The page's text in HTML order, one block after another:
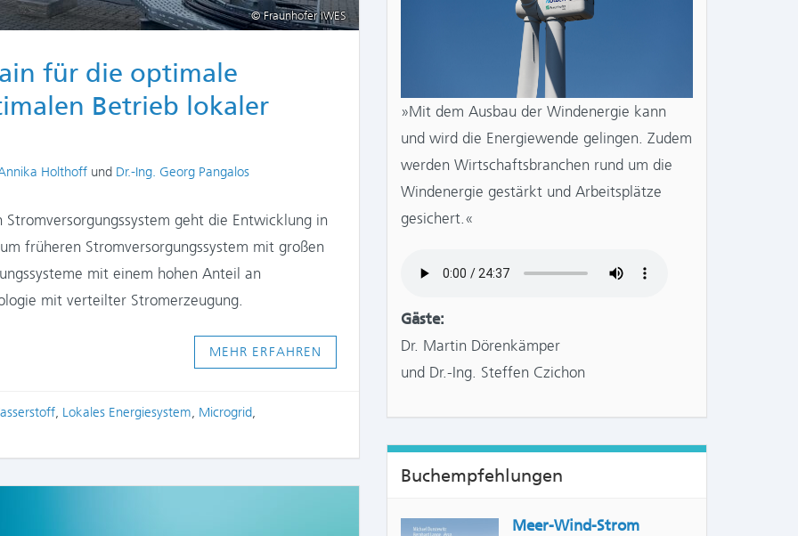
© Fraunhofer IWES
für die optimale
Betrieb lokaler
Holthoff und Dr.-Ing. Georg Pangalos
geht die Entwicklung in
früheren Stromversorgungssystem mit großen
mit einem hohen Anteil an
mit verteilter Stromerzeugung.
MEHR ERFAHREN
, Lokales Energiesystem, Microgrid,
»Mit dem Ausbau der Windenergie kann
und wird die Energiewende gelingen. Zudem
werden Wirtschaftsbranchen rund um die
Windenergie gestärkt und Arbeitsplätze
gesichert.«
Gäste:
Dr. Martin Dörenkämper
und Dr.-Ing. Steffen Czichon
Buchempfehlungen
Meer-Wind-Strom